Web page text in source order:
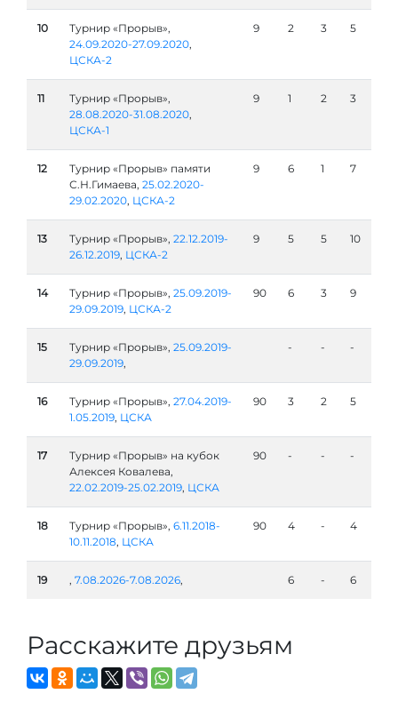
10
Турнир «Прорыв»,
24.09.2020-27.09.2020,
ЦСКА-2
9 2 3 5
11
Турнир «Прорыв»,
28.08.2020-31.08.2020,
ЦСКА-1
9 1 2 3
12
Турнир «Прорыв» памяти
С.Н.Гимаева, 25.02.2020-
29.02.2020, ЦСКА-2
9 6 1 7
13 Турнир «Прорыв», 22.12.2019-
26.12.2019, ЦСКА-2
9 5 5 10
14 Турнир «Прорыв», 25.09.2019-
29.09.2019, ЦСКА-2
90 6 3 9
15 Турнир «Прорыв», 25.09.2019-
29.09.2019,
- - -
16 Турнир «Прорыв», 27.04.2019-
1.05.2019, ЦСКА
90 3 2 5
17
Турнир «Прорыв» на кубок
Алексея Ковалева,
22.02.2019-25.02.2019, ЦСКА
90 - - -
18 Турнир «Прорыв», 6.11.2018-
10.11.2018, ЦСКА
90 4 - 4
19 , 7.08.2026-7.08.2026, 6 - 6
Расскажите друзьям